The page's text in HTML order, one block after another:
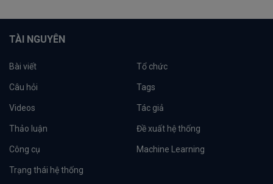
TÀI NGUYÊN
Bài viết Tổ chức
Câu hỏi Tags
Videos Tác giả
Thảo luận Đề xuất hệ thống
Công cụ Machine Learning
Trạng thái hệ thống